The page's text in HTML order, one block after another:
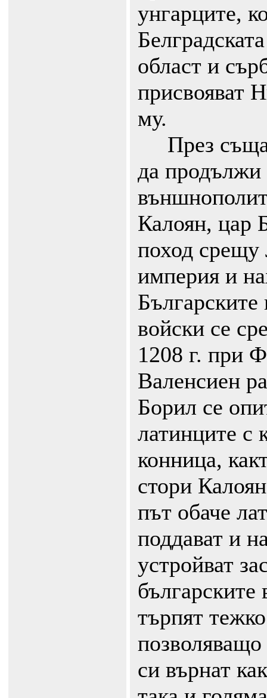
унгарците,
област и
присвояват
му.
През
да продължи
Калоян, цар
поход срещу
империя и
Българските
войски се
1208 г. при
Валенсиен
Борил се
латинците с
конница,
стори
път обаче
поддават и
устройват
българските
търпят
си върнат